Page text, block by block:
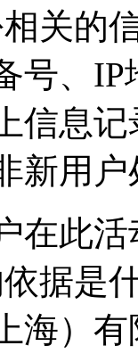
关的
号、
信息
新用户
在此
据是
海）